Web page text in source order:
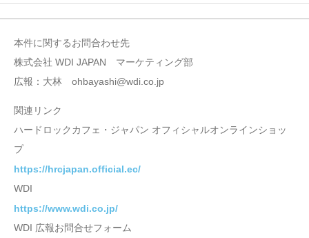
本件に関するお問合わせ先
株式会社 WDI JAPAN マーケティング部
広報：大林 ohbayashi@wdi.co.jp
関連リンク
ハードロックカフェ・ジャパン オフィシャルオンラインショッ
プ
https://hrcjapan.official.ec/
WDI
https://www.wdi.co.jp/
WDI 広報お問合せフォーム